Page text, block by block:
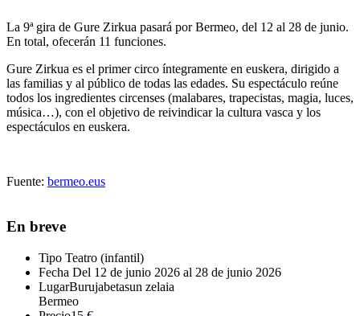
La 9ª gira de Gure Zirkua pasará por Bermeo, del 12 al 28 de junio.
En total, ofecerán 11 funciones.
Gure Zirkua es el primer circo íntegramente en euskera, dirigido a
las familias y al público de todas las edades. Su espectáculo reúne
todos los ingredientes circenses (malabares, trapecistas, magia, luces,
música…), con el objetivo de reivindicar la cultura vasca y los
espectáculos en euskera.
Fuente: bermeo.eus
En breve
Tipo Teatro (infantil)
Fecha Del 12 de junio 2026 al 28 de junio 2026
LugarBurujabetasun zelaia
Bermeo